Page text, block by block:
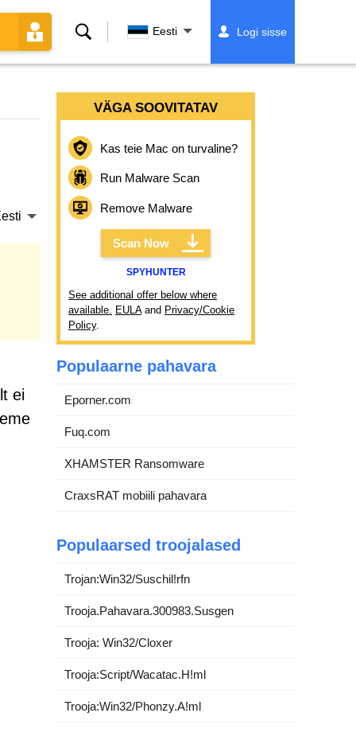
Otsing Eesti Logi sisse
ei
VÄGA SOOVITATAV
Kas teie Mac on turvaline?
Run Malware Scan
Remove Malware
Scan Now
SPYHUNTER
See additional offer below where
available. EULAand Privacy/Cookie
Policy.
Populaarne pahavara
Eporner.com
Fuq.com
XHAMSTER Ransomware
CraxsRAT mobiili pahavara
Populaarsed troojalased
Trojan:Win32/Suschil!rfn
Trooja.Pahavara.300983.Susgen
Trooja: Win32/Cloxer
Trooja:Script/Wacatac.H!ml
Trooja:Win32/Phonzy.A!ml